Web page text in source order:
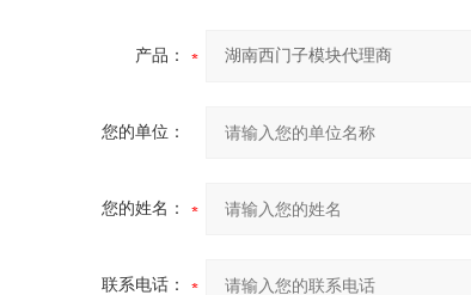
产品：
您的单位：
您的姓名：
联系电话：